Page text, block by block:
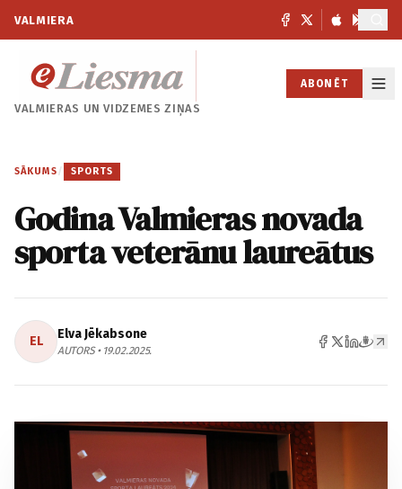
VALMIERA
VALMIERAS UNVIDZEMES ZIŅAS
ABONĒT
SĀKUMS / SPORTS
Godina Valmieras novada
sporta veterānu laureātus
EL Elva Jēkabsone
AUTORS • 19.02.2025.